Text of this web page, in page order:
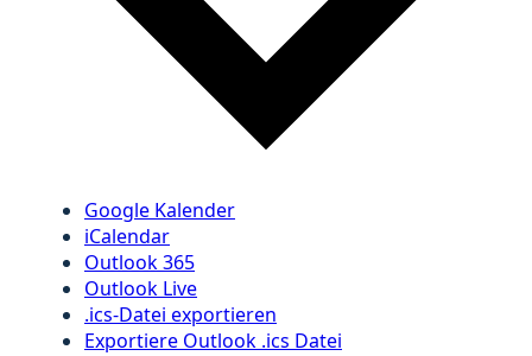
Google Kalender
iCalendar
Outlook 365
Outlook Live
.ics-Datei exportieren
Exportiere Outlook .ics Datei